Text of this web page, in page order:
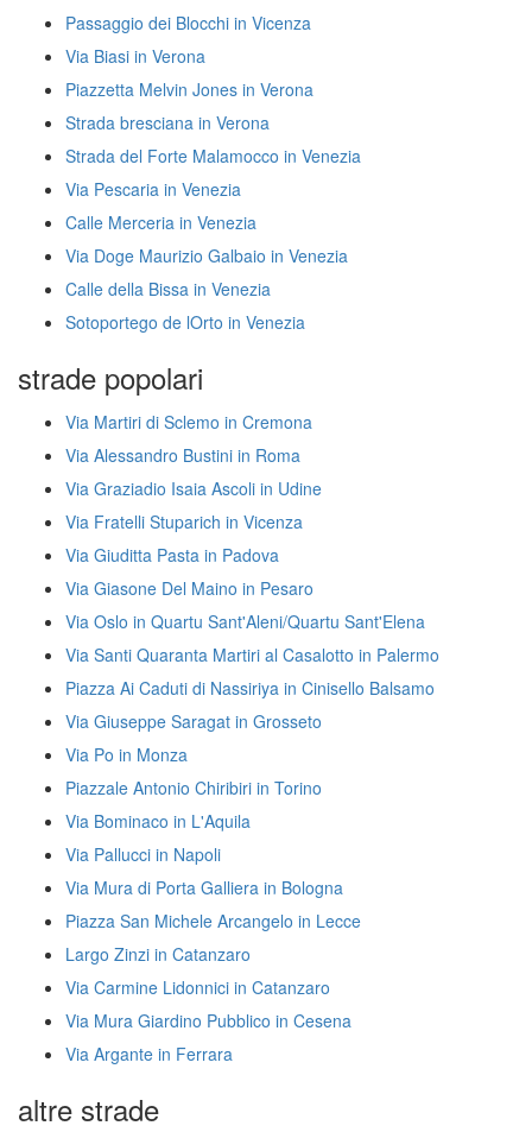
Passaggio dei Blocchi in Vicenza
Via Biasi in Verona
Piazzetta Melvin Jones in Verona
Strada bresciana in Verona
Strada del Forte Malamocco in Venezia
Via Pescaria in Venezia
Calle Merceria in Venezia
Via Doge Maurizio Galbaio in Venezia
Calle della Bissa in Venezia
Sotoportego de lOrto in Venezia
strade popolari
Via Martiri di Sclemo in Cremona
Via Alessandro Bustini in Roma
Via Graziadio Isaia Ascoli in Udine
Via Fratelli Stuparich in Vicenza
Via Giuditta Pasta in Padova
Via Giasone Del Maino in Pesaro
Via Oslo in Quartu Sant'Aleni/Quartu Sant'Elena
Via Santi Quaranta Martiri al Casalotto in Palermo
Piazza Ai Caduti di Nassiriya in Cinisello Balsamo
Via Giuseppe Saragat in Grosseto
Via Po in Monza
Piazzale Antonio Chiribiri in Torino
Via Bominaco in L'Aquila
Via Pallucci in Napoli
Via Mura di Porta Galliera in Bologna
Piazza San Michele Arcangelo in Lecce
Largo Zinzi in Catanzaro
Via Carmine Lidonnici in Catanzaro
Via Mura Giardino Pubblico in Cesena
Via Argante in Ferrara
altre strade